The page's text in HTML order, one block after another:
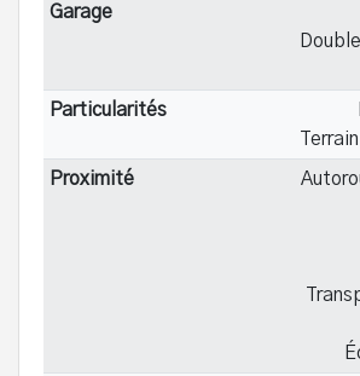
Garage
Particularités
Proximité